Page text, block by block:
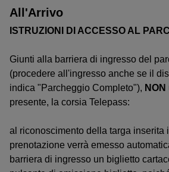
All'Arrivo
ISTRUZIONI DI ACCESSO AL
Giunti alla barriera di ingresso del
(procedere all'ingresso anche se il
indica "Parcheggio Completo"), NON
presente, la corsia Telepass:
al riconoscimento della targa inserita
prenotazione verrà emesso
barriera di ingresso un biglietto